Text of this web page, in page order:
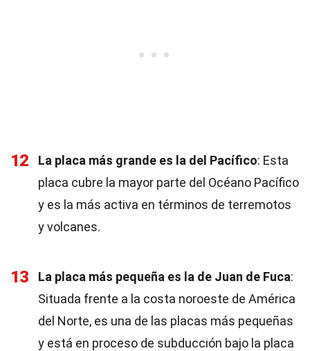
12 La placa más grande es la del Pacífico: Esta
placa cubre la mayor parte del Océano Pacífico
y es la más activa en términos de terremotos
y volcanes.
13 La placa más pequeña es la de Juan de Fuca:
Situada frente a la costa noroeste de América
del Norte, es una de las placas más pequeñas
y está en proceso de subducción bajo la placa